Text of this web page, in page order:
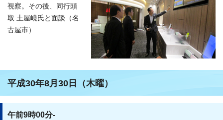
視察。その後、同行頭
取 土屋嶢氏と面談（名
古屋市）
平成30年8月30日（木曜）
午前9時00分-